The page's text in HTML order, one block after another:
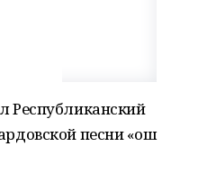
Республиканский
песни «Ҡош